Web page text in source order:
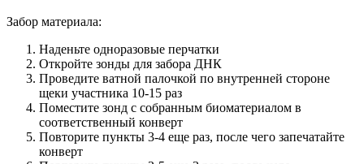
Забор материала:
Наденьте одноразовые перчатки
Откройте зонды для забора ДНК
Проведите ватной палочкой по внутренней стороне
щеки участника 10-15 раз
Поместите зонд с собранным биоматериалом в
соответственный конверт
Повторите пункты 3-4 еще раз, после чего запечатайте
конверт